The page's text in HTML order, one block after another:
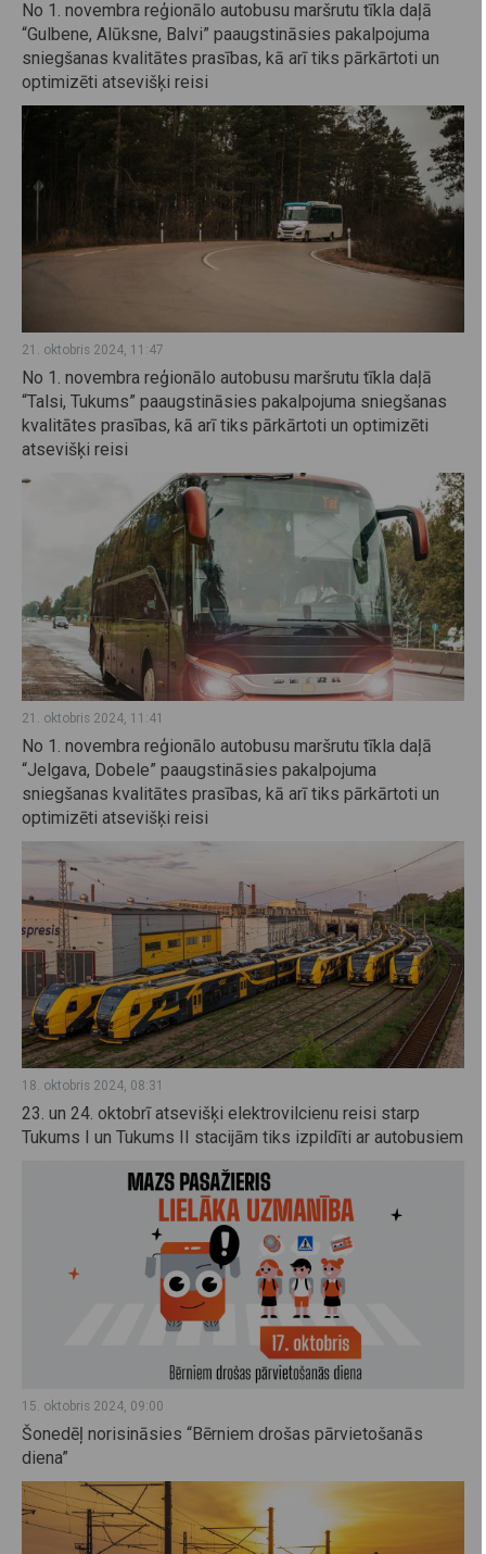
No 1. novembra reģionālo autobusu maršrutu tīkla daļā
“Gulbene, Alūksne, Balvi” paaugstināsies pakalpojuma
sniegšanas kvalitātes prasības, kā arī tiks pārkārtoti un
optimizēti atsevišķi reisi
21. oktobris 2024, 11:47
No 1. novembra reģionālo autobusu maršrutu tīkla daļā
“Talsi, Tukums” paaugstināsies pakalpojuma sniegšanas
kvalitātes prasības, kā arī tiks pārkārtoti un optimizēti
atsevišķi reisi
21. oktobris 2024, 11:41
No 1. novembra reģionālo autobusu maršrutu tīkla daļā
“Jelgava, Dobele” paaugstināsies pakalpojuma
sniegšanas kvalitātes prasības, kā arī tiks pārkārtoti un
optimizēti atsevišķi reisi
18. oktobris 2024, 08:31
23. un 24. oktobrī atsevišķi elektrovilcienu reisi starp
Tukums I un Tukums II stacijām tiks izpildīti ar autobusiem
15. oktobris 2024, 09:00
Šonedēļ norisināsies “Bērniem drošas pārvietošanās
diena”